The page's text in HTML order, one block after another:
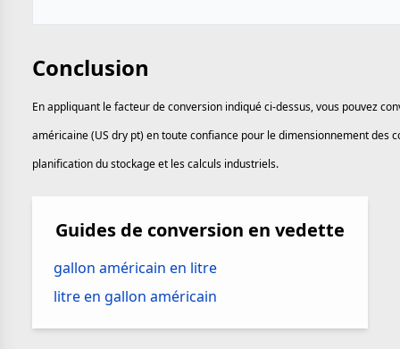
Conclusion
En appliquant le facteur de conversion indiqué ci-dessus, vous pouvez
américaine (US dry pt) en toute confiance pour le dimensionnement des
planification du stockage et les calculs industriels.
Guides de conversion en vedette
gallon américain en litre
litre en gallon américain